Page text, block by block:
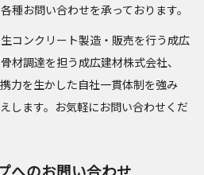
種お問い合わせを承っております。
コンクリート製造・販売を行う成広
材調達を担う成広建材株式会社、
力を生かした自社一貫体制を強み
します。お気軽にお問い合わせくだ
へのお問い合わせ